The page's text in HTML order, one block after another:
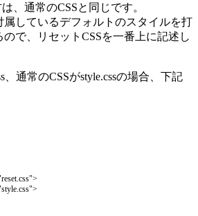
、通常のCSSと同じです。
属しているデフォルトのスタイルを打
で、
リセットCSSを一番上に記述 し
、通常のCSSがstyle.cssの場合、下記
>
>